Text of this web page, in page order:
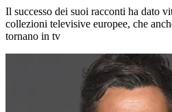
Il successo dei suoi racconti ha dato
collezioni televisive europee, che
tornano in tv